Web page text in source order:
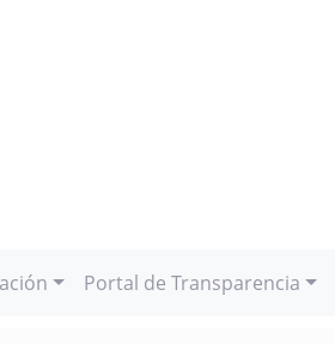
Portal de Transparencia